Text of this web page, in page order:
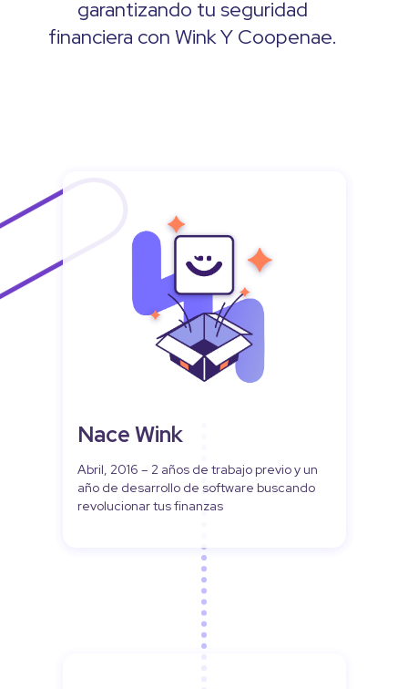
garantizando tu seguridad
financiera con Wink Y Coopenae.
Nace Wink
Abril, 2016 – 2 años de trabajo previo y un
año de desarrollo de software buscando
revolucionar tus finanzas